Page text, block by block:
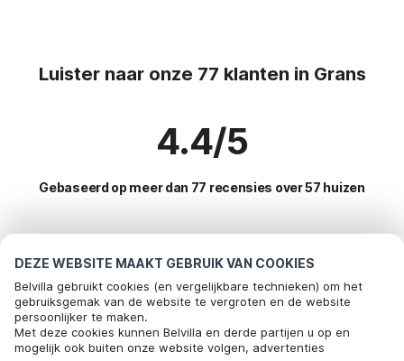
DEZE WEBSITE MAAKT GEBRUIK VAN COOKIES
Belvilla gebruikt cookies (en vergelijkbare technieken) om het
gebruiksgemak van de website te vergroten en de website
persoonlijker te maken.
Met deze cookies kunnen Belvilla en derde partijen u op en
mogelijk ook buiten onze website volgen, advertenties
Luister naar onze 77 klanten in Grans
4.4/5
Gebaseerd op meer dan 77 recensies over 57 huizen
Meest populaire bestemmingen voor
vakantie
Top steden met top voorzieningen voor vakantie
Kindvriendelijke vakantiehuizen trans-en-provence
Populaire voorzieningen voor vakantie in Grans